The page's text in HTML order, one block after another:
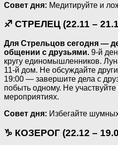
Совет дня: Медитируйте и
♐ СТРЕЛЕЦ (22.11 –
Для Стрельцов сегодня —
общении с друзьями. 9-й
кругу единомышленников.
11-й дом. Не обсуждайте
19:00 — завершите дела с
побыть одному. Не
мероприятиях.
Совет дня: Избегайте
♑ КОЗЕРОГ (22.12 –